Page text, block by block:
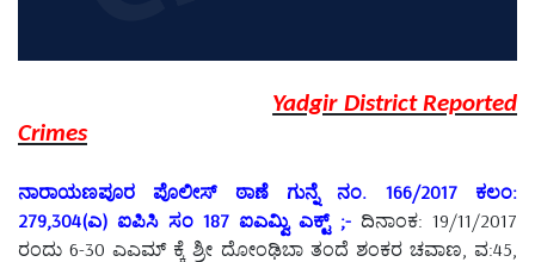
Yadgir District Reported
Crimes
ನಾರಾಯಣಪೂರ ಪೊಲೀಸ್ ಠಾಣೆ ಗುನ್ನೆ ನಂ. 166/2017 ಕಲಂ:
279,304(ಎ) ಐಪಿಸಿ ಸಂ 187 ಐಎಮ್ವಿ ಎಕ್ಟ್ ;-ದಿನಾಂಕ: 19/11/2017
ರಂದು 6-30 ಎಎಮ್ ಕ್ಕೆ ಶ್ರೀ ದೋಂಢಿಬಾ ತಂದೆ ಶಂಕರ ಚವಾಣ, ವ:45,